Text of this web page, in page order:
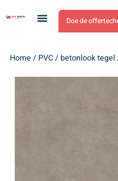
Doe de
Home / PVC/ betonlook tegel